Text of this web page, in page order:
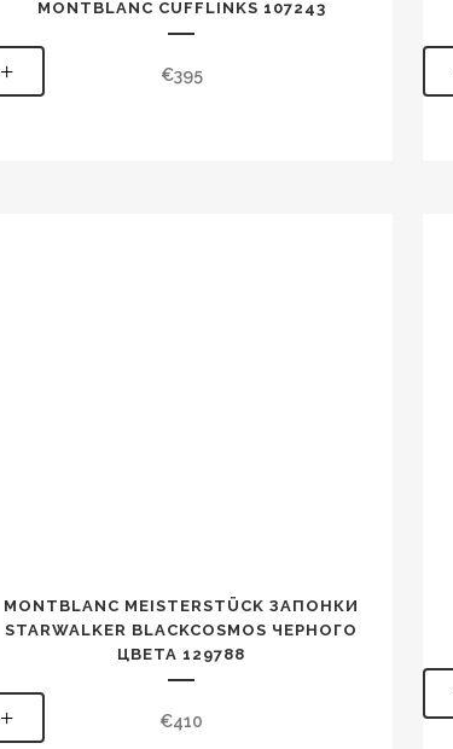
MONTBLANC CUFFLINKS 107243
€395
+
MONTBLANC MEISTERSTÜCK ЗАПОНКИ
STARWALKER BLACKCOSMOS ЧЕРНОГО
ЦВЕТА 129788
€410
+